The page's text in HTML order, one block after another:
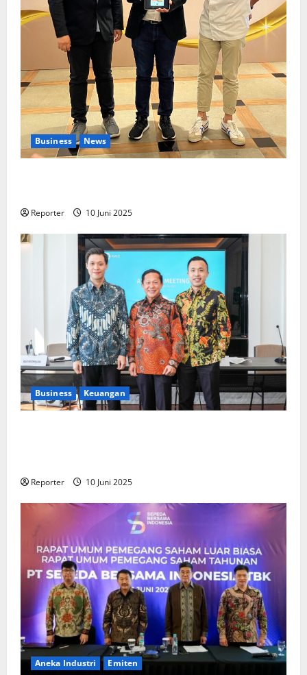
Business News
Reporter 10 Juni 2025
Business Keuangan
Reporter 10 Juni 2025
Aneka Industri Emiten